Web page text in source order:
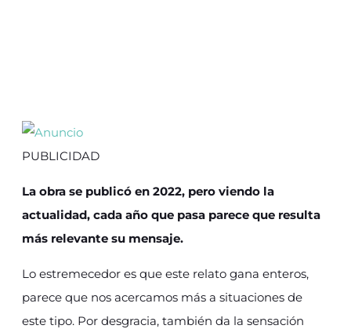
PUBLICIDAD
La obra se publicó en 2022, pero viendo la
actualidad, cada año que pasa parece que resulta
más relevante su mensaje.
Lo estremecedor es que este relato gana enteros,
parece que nos acercamos más a situaciones de
este tipo. Por desgracia, también da la sensación